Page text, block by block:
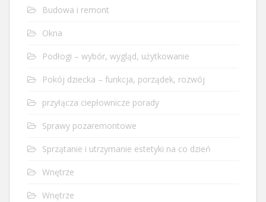
Budowa i remont
Okna
Podłogi – wybór, wygląd, użytkowanie
Pokój dziecka – funkcja, porządek, rozwój
przyłącza ciepłownicze porady
Sprawy pozaremontowe
Sprzątanie i utrzymanie estetyki na co dzień
Wnętrze
Wnętrze